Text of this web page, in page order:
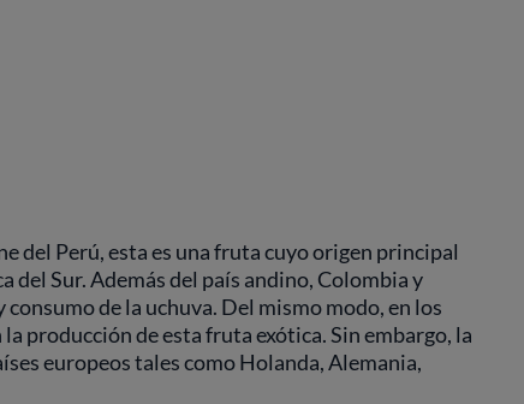
del Perú, esta es una fruta cuyo origen principal
del Sur. Además del país andino, Colombia y
de la uchuva. Del mismo modo, en los
producción de esta fruta exótica. Sin embargo, la
europeos tales como Holanda, Alemania,